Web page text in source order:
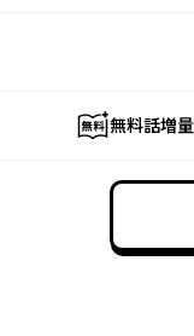
無料話増量